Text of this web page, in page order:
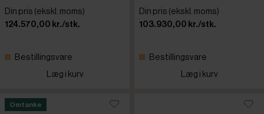
Din pris (ekskl. moms)
124.570,00 kr./stk.
Bestillingsvare
Læg i kurv
Din pris (ekskl. moms)
103.930,00 kr./stk.
Bestillingsvare
Læg i kurv
Omtanke